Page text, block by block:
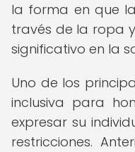
la forma en que
través de la ropa
significativo en la
Uno de los
inclusiva para
expresar su
restricciones.